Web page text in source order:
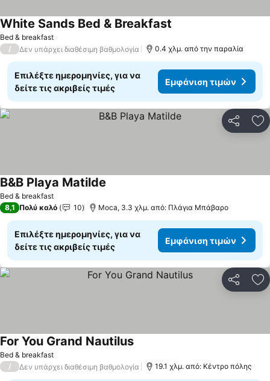
Bed & breakfast
White Sands Bed & Breakfast
/ Δεν υπάρχει διαθέσιμη βαθμολογία 0.4 χλμ. από την παραλία
Επιλέξτε ημερομηνίες, για να
δείτε τις ακριβείς τιμές
Εμφάνιση τιμών
Bed & breakfast
B&B Playa Matilde
8,1 Πολύ καλό 10 Moca, 3.3 χλμ. από: Πλάγια Μπάβαρο
Επιλέξτε ημερομηνίες, για να
δείτε τις ακριβείς τιμές
Εμφάνιση τιμών
Bed & breakfast
For You Grand Nautilus
/ Δεν υπάρχει διαθέσιμη βαθμολογία 19.1 χλμ. από: Κέντρο πόλης